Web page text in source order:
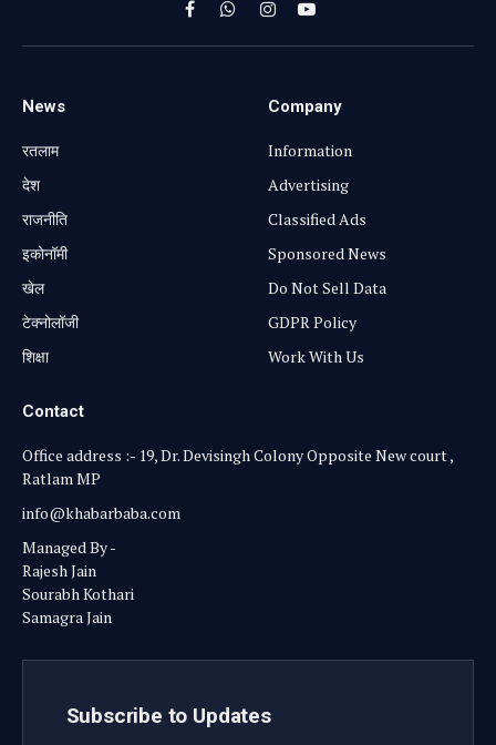
FacebookWhatsApp
InstagramYouTube
News
रतलाम
⁠देश
राजनीति
⁠इकोनॉमी
खेल
टेक्नोलॉजी
शिक्षा
Company
Information
Advertising
Classified Ads
Sponsored News
Do Not Sell Data
GDPR Policy
Work With Us
Contact
Office address :- 19, Dr. Devisingh Colony Opposite New court ,
Ratlam MP
info@khabarbaba.com
Managed By -
Rajesh Jain
Sourabh Kothari
Samagra Jain
Subscribe to Updates